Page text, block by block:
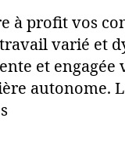
à profit vos
varié et
et
autonome.